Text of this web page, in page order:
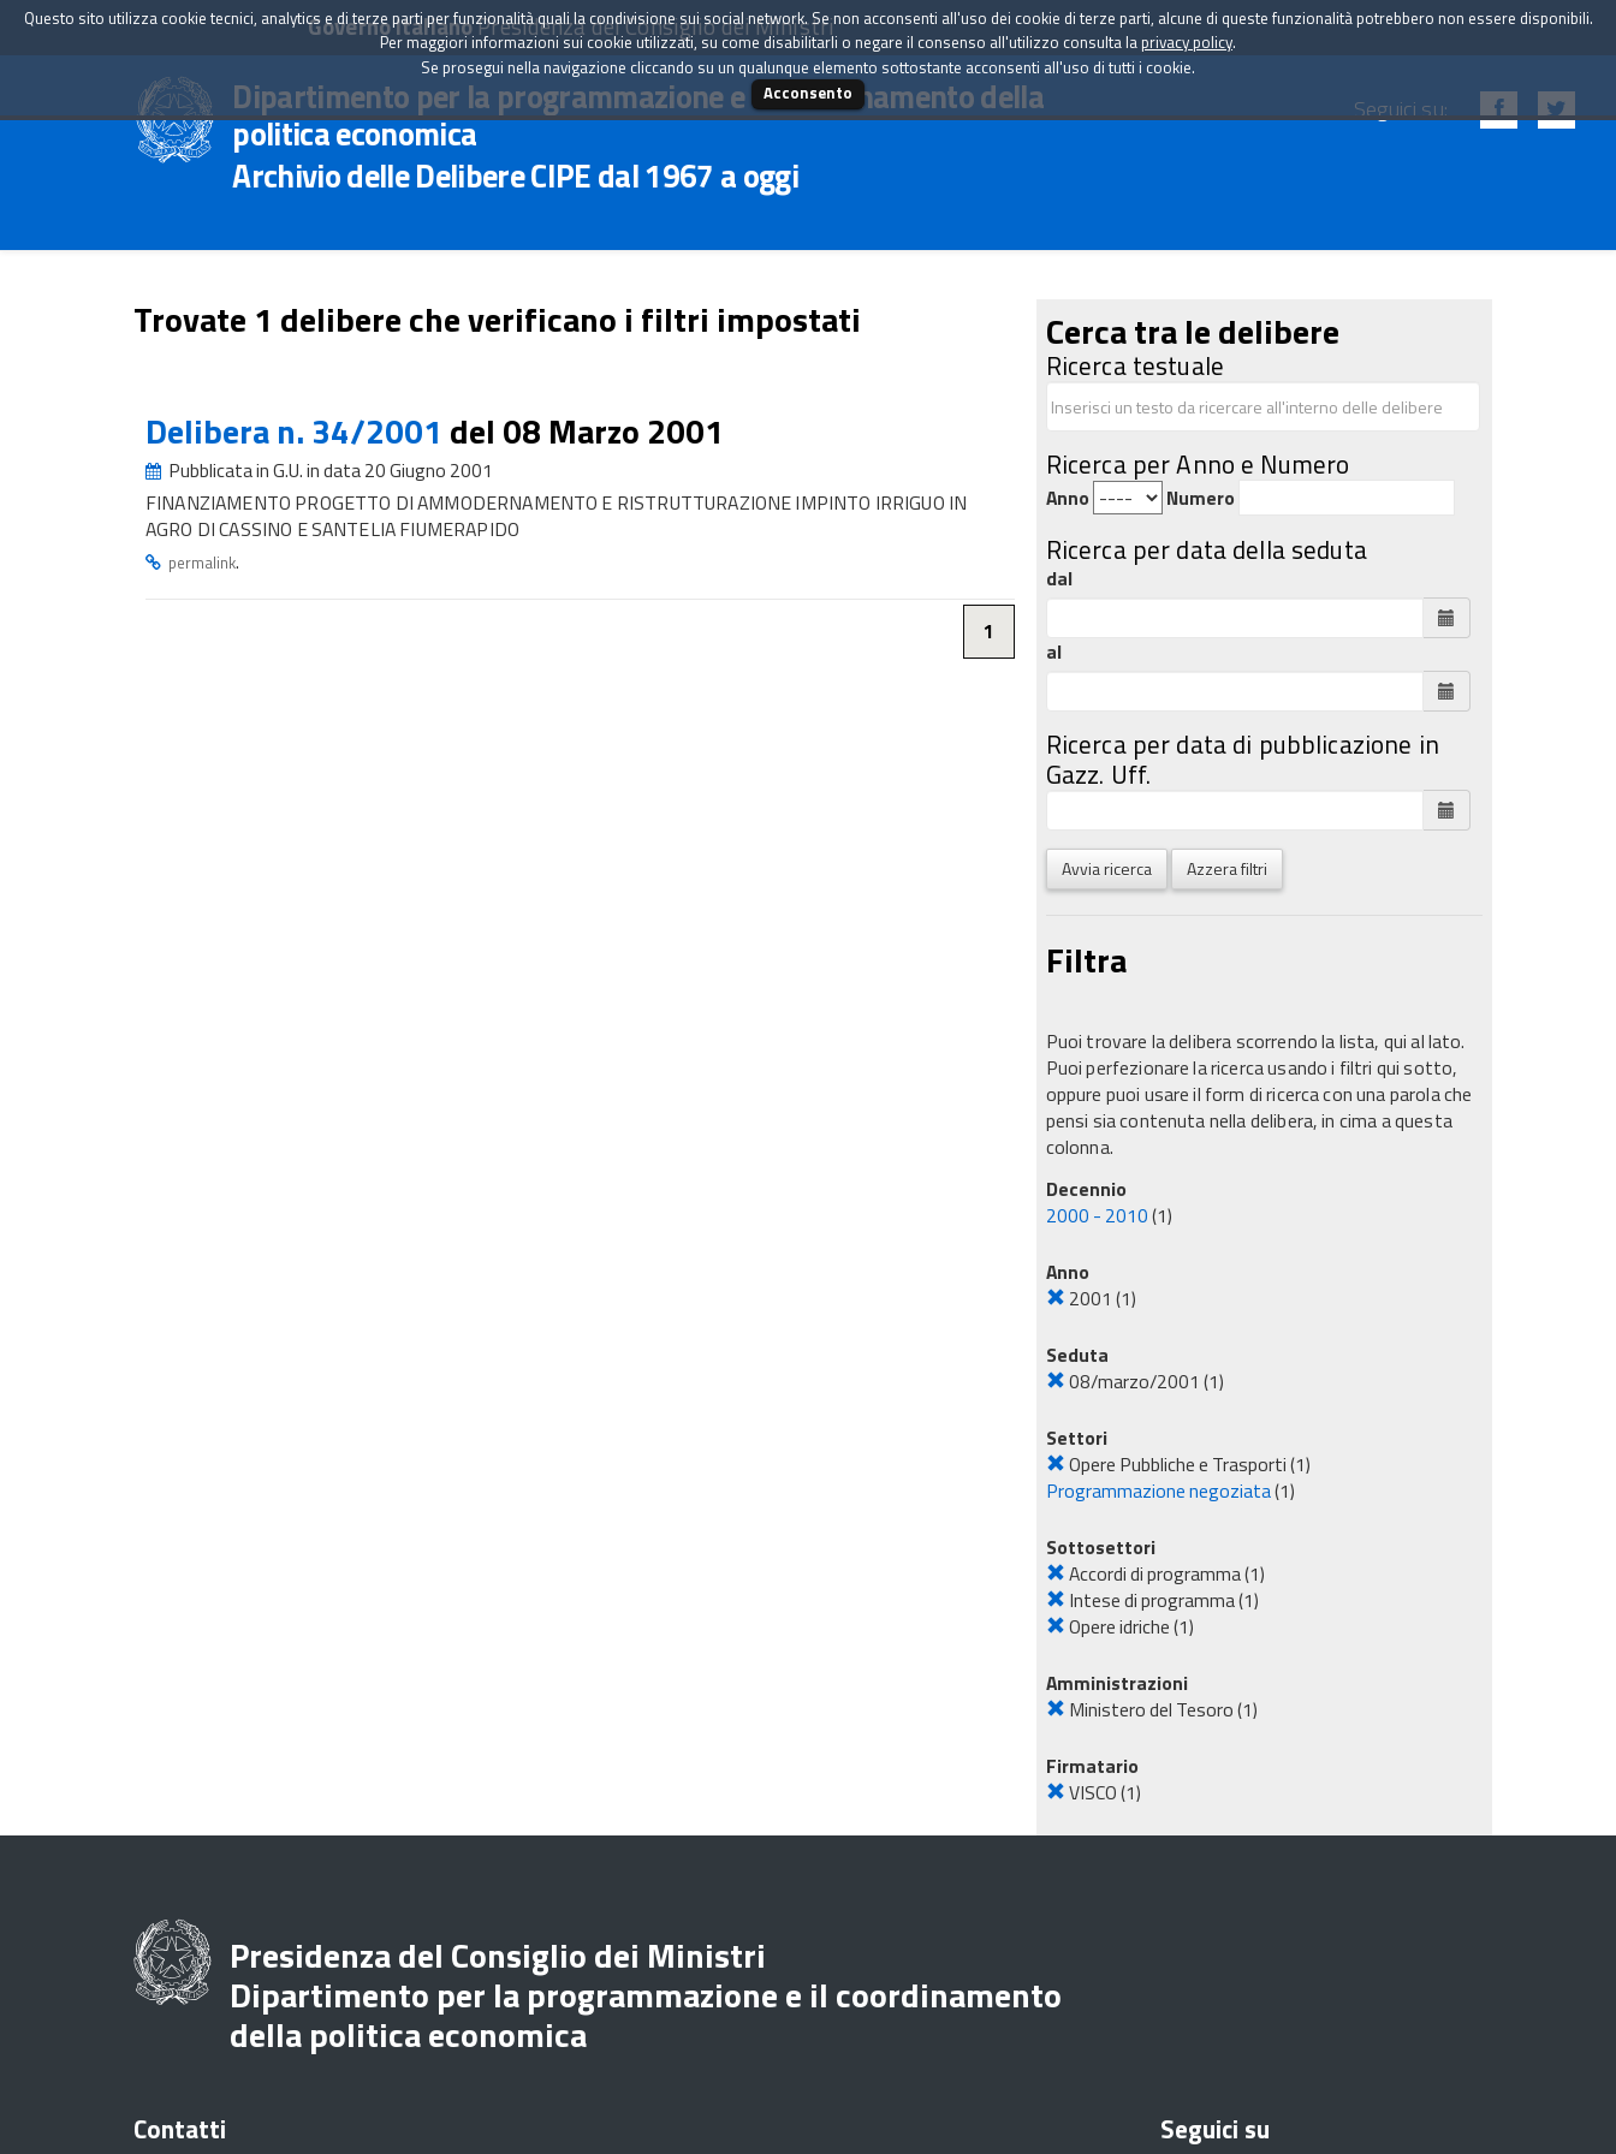
Governo ItalianoPresidenza del Consiglio dei Ministri
Dipartimento per la programmazione e il coordinamento della
politica economica
Archivio delle Delibere CIPE dal 1967 a oggi
Seguici su:
Trovate 1 delibere che verificano i filtri impostati
Delibera n. 34/2001 del 08 Marzo 2001
Pubblicata in G.U. in data 20 Giugno 2001
FINANZIAMENTO PROGETTO DI AMMODERNAMENTO E RISTRUTTURAZIONE IMPINTO IRRIGUO IN
AGRO DI CASSINO E SANTELIA FIUMERAPIDO
permalink.
1
Cerca tra le delibere
Ricerca testuale
Ricerca per Anno e Numero
Anno Numero
Ricerca per data della seduta
dal
al
Ricerca per data di pubblicazione in
Gazz. Uff.
Avvia ricerca Azzera filtri
Filtra
Puoi trovare la delibera scorrendo la lista, qui al lato.
Puoi perfezionare la ricerca usando i filtri qui sotto,
oppure puoi usare il form di ricerca con una parola che
pensi sia contenuta nella delibera, in cima a questa
colonna.
Decennio
2000 - 2010(1)
Anno
2001 (1)
Seduta
08/marzo/2001 (1)
Settori
Opere Pubbliche e Trasporti(1)
Programmazione negoziata(1)
Sottosettori
Accordi di programma(1)
Intese di programma(1)
Opere idriche(1)
Amministrazioni
Ministero del Tesoro(1)
Firmatario
VISCO(1)
Questo sito utilizza cookie tecnici, analytics e di terze parti per funzionalità quali la condivisione sui social network. Se non acconsenti all'uso dei cookie di terze parti, alcune di queste funzionalità potrebbero non essere disponibili.
Per maggiori informazioni sui cookie utilizzati, su come disabilitarli o negare il consenso all'utilizzo consulta la privacy policy.
Se prosegui nella navigazione cliccando su un qualunque elemento sottostante acconsenti all'uso di tutti i cookie.
Acconsento
Presidenza del Consiglio dei Ministri
Dipartimento per la programmazione e il coordinamento
della politica economica
Contatti Seguici su